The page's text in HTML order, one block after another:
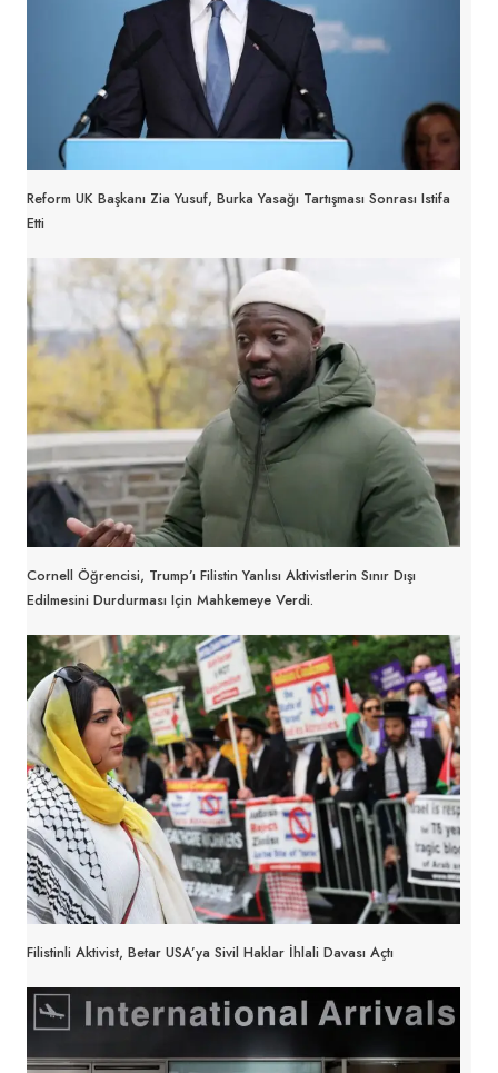
Reform UK Başkanı Zia Yusuf, Burka Yasağı Tartışması Sonrası Istifa
Etti
Cornell Öğrencisi, Trump’ı Filistin Yanlısı Aktivistlerin Sınır Dışı
Edilmesini Durdurması Için Mahkemeye Verdi.
Filistinli Aktivist, Betar USA’ya Sivil Haklar İhlali Davası Açtı